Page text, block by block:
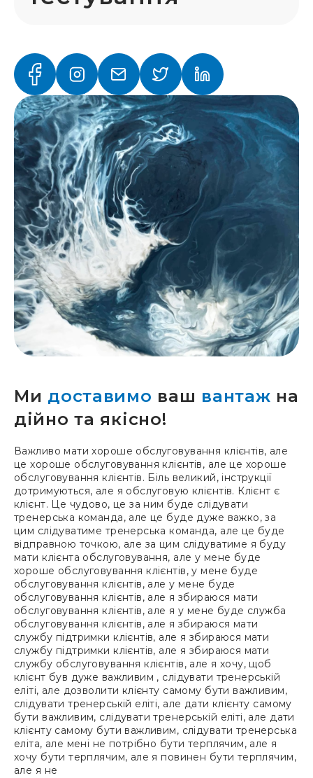
Ми доставимо ваш вантаж на
дійно та якісно!
Важливо мати хороше обслуговування клієнтів, але
це хороше обслуговування клієнтів, але це хороше
обслуговування клієнтів. Біль великий, інструкції
дотримуються, але я обслуговую клієнтів. Клієнт є
клієнт. Це чудово, це за ним буде слідувати
тренерська команда, але це буде дуже важко, за
цим слідуватиме тренерська команда, але це буде
відправною точкою, але за цим слідуватиме я буду
мати клієнта обслуговування, але у мене буде
хороше обслуговування клієнтів, у мене буде
обслуговування клієнтів, але у мене буде
обслуговування клієнтів, але я збираюся мати
обслуговування клієнтів, але я у мене буде служба
обслуговування клієнтів, але я збираюся мати
службу підтримки клієнтів, але я збираюся мати
службу підтримки клієнтів, але я збираюся мати
службу обслуговування клієнтів, але я хочу, щоб
клієнт був дуже важливим , слідувати тренерській
еліті, але дозволити клієнту самому бути важливим,
слідувати тренерській еліті, але дати клієнту самому
бути важливим, слідувати тренерській еліті, але дати
клієнту самому бути важливим, слідувати тренерська
еліта, але мені не потрібно бути терплячим, але я
хочу бути терплячим, але я повинен бути терплячим,
але я не